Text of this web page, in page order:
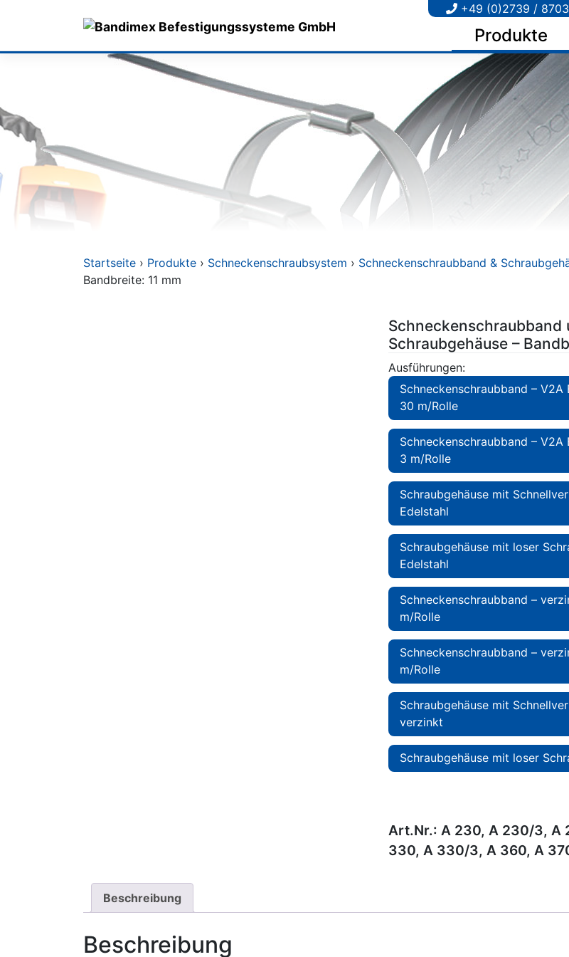
Produkte
+49 (0)2739 /
Startseite › Produkte › Schneckenschraubsystem › Schnecken­schraub­band &
Bandbreite: 11 mm
Schneckenschraubband
Schraubgehäuse –
Ausführungen:
Schneckenschraubband – V2A
30 m/Rolle
Schneckenschraubband – V2A
3 m/Rolle
Schraubgehäuse mit
Edelstahl
Schraubgehäuse mit loser
Edelstahl
Schneckenschraubband –
m/Rolle
Schneckenschraubband –
m/Rolle
Schraubgehäuse mit
verzinkt
Schraubgehäuse mit loser
Art.Nr.: A 230, A 230/3, A
330, A 330/3, A 360, A
Beschreibung
Beschreibung